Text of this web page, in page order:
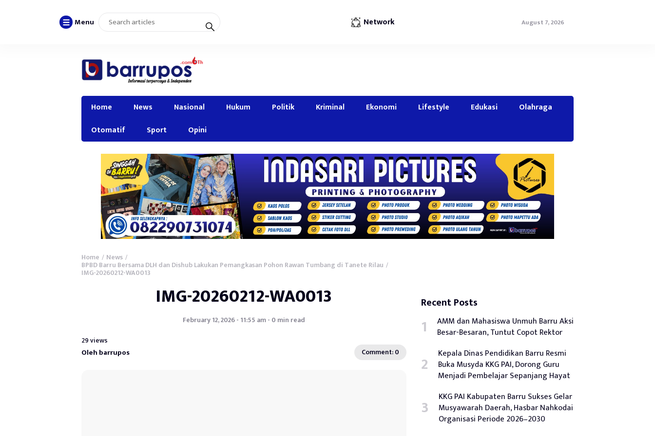
Menu Network August 7, 2026
Home News Nasional Hukum Politik Kriminal Ekonomi Lifestyle Edukasi
Olahraga
Otomatif
Sport Opini
Home / News /
BPBD Barru Bersama DLH dan Dishub Lakukan Pemangkasan Pohon Rawan Tumbang di Tanete Rilau /
IMG-20260212-WA0013
IMG-20260212-WA0013
February 12, 2026 - 11:55 am - 0 min read
29 views
Oleh barrupos Comment: 0
Recent Posts
AMM dan Mahasiswa Unmuh Barru Aksi
Besar-Besaran, Tuntut Copot Rektor
Kepala Dinas Pendidikan Barru Resmi
Buka Musyda KKG PAI, Dorong Guru
Menjadi Pembelajar Sepanjang Hayat
KKG PAI Kabupaten Barru Sukses Gelar
Musyawarah Daerah, Hasbar Nahkodai
Organisasi Periode 2026–2030